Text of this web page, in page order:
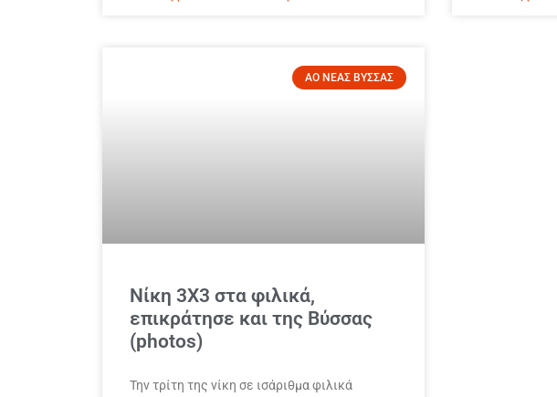
ΑΟ ΝΕΑΣ ΒΥΣΣΑΣ
Νίκη 3Χ3 στα φιλικά,
επικράτησε και της Βύσσας
(photos)
Την τρίτη της νίκη σε ισάριθμα φιλικά